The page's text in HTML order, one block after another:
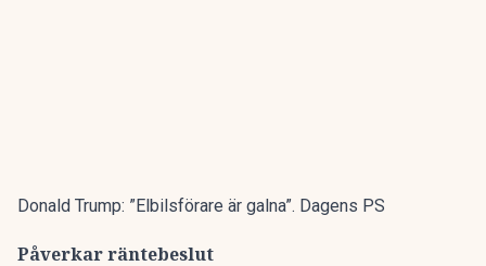
Donald Trump: ”Elbilsförare är galna”. Dagens PS
Påverkar räntebeslut